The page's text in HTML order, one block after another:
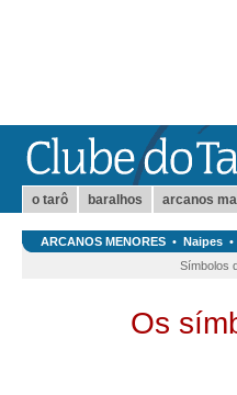
o tarô baralhos arcanos
ARCANOS MENORES • Naipes •
Símbolos
Os